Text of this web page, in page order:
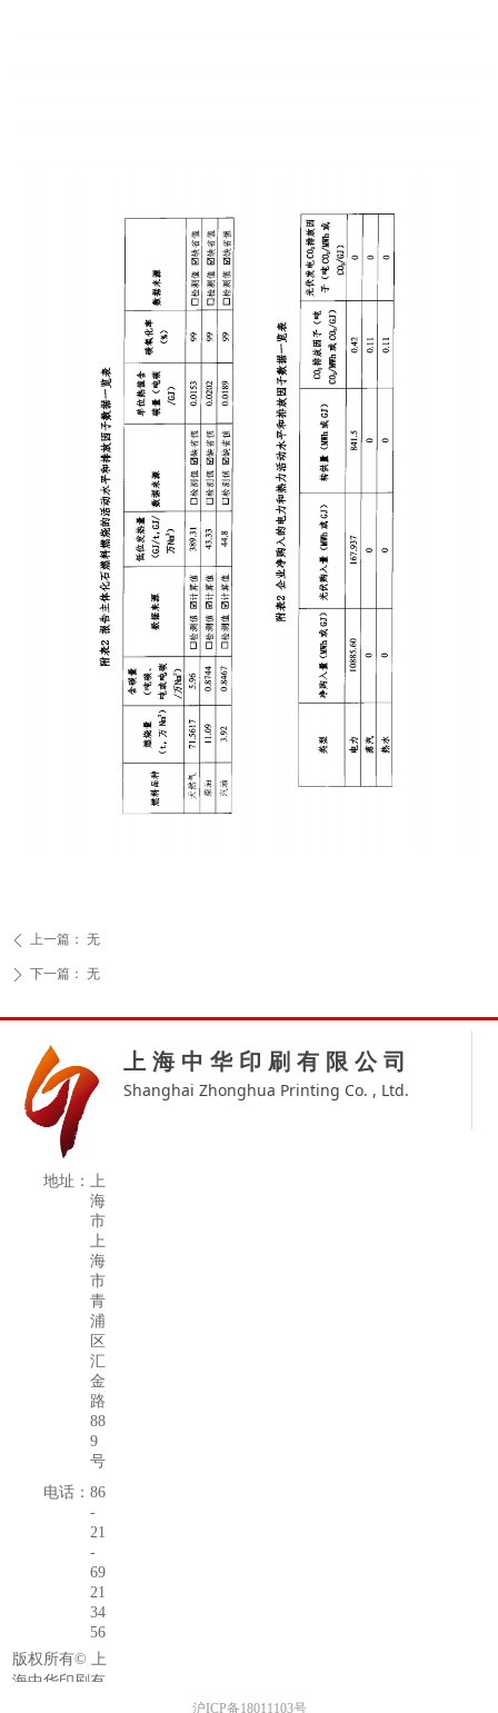
ꄴ 上一篇： 无
ꄲ 下一篇： 无
上 海 中 华 印 刷 有 限 公 司
Shanghai Zhonghua Printing Co. , Ltd.
地址： 上
海
市
上
海
市
青
浦
区
汇
金
路
88
9
号
电话： 86
-
21
-
69
21
34
56
版权所有© 上
海中华印刷有
沪ICP备18011103号